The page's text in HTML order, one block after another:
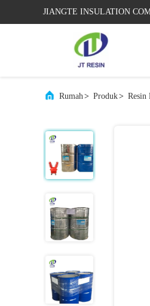
JIANGTE INSULATION
Rumah> Produk> Resin